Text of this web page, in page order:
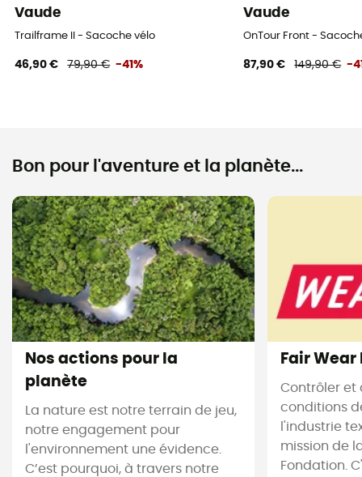
Vaude
Trailframe II - Sacoche vélo
46,90 € 79,90 € -41%
Vaude
OnTour Front -
87,90 € 149,90 € -
Bon pour l'aventure et la planète...
Nos actions pour la
planète
La nature est notre terrain de jeu,
notre engagement pour
l'environnement une évidence.
C’est pourquoi, à travers notre
Fair
Contrôler et
conditions
l'industrie
mission de
Fondation.